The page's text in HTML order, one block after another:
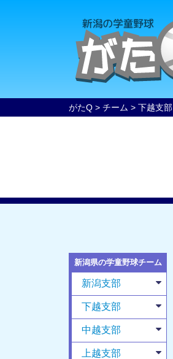
がたQ > チーム > 下越支部
新潟県の学童野球チーム
新潟支部
下越支部
中越支部
上越支部